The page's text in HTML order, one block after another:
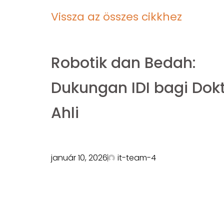
Vissza az összes cikkhez
Robotik dan Bedah:
Dukungan IDI bagi
Ahli
január 10, 2026 it-team-4